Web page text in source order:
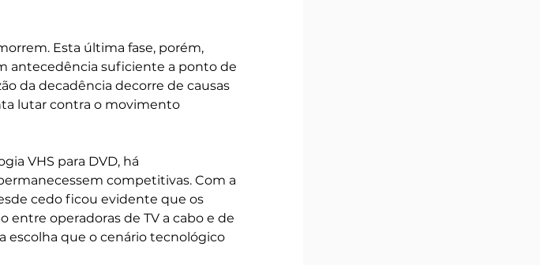
Esta última fase, porém,
antecedência suficiente a ponto de
da decadência decorre de causas
lutar contra o movimento
VHS para DVD, há
competitivas. Com a
cedo ficou evidente que os
operadoras de TV a cabo e de
escolha que o cenário tecnológico